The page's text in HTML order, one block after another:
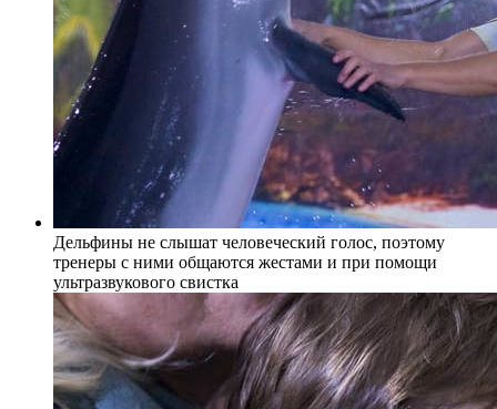
Дельфины не слышат человеческий голос, поэтому
тренеры с ними общаются жестами и при помощи
ультразвукового свистка